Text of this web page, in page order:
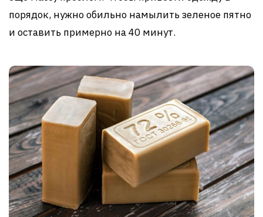
порядок, нужно обильно намылить зеленое пятно
и оставить примерно на 40 минут.